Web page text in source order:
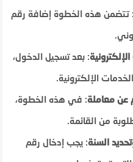
: تتضمن هذه الخطوة إضافة رقم
: بعد تسجيل الدخول،
الإلكترونية.
عن معاملة: في هذه الخطوة،
من القائمة.
السنة: يجب إدخال رقم